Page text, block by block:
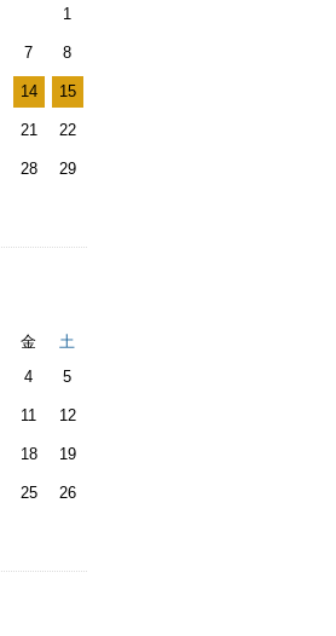
1
7 8
14 15
21 22
28 29
金
土
4 5
11 12
18 19
25 26